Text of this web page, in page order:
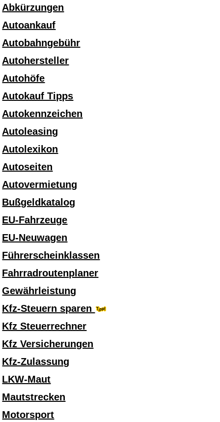
Abkürzungen
Autoankauf
Autobahngebühr
Autohersteller
Autohöfe
Autokauf Tipps
Autokennzeichen
Autoleasing
Autolexikon
Autoseiten
Autovermietung
Bußgeldkatalog
EU-Fahrzeuge
EU-Neuwagen
Führerscheinklassen
Fahrradroutenplaner
Gewährleistung
Kfz-Steuern sparen
Kfz Steuerrechner
Kfz Versicherungen
Kfz-Zulassung
LKW-Maut
Mautstrecken
Motorsport